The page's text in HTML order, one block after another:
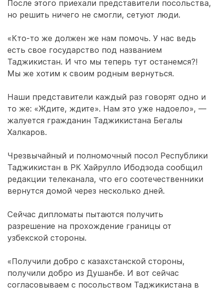
После этого приехали представители посольства,
но решить ничего не смогли, сетуют люди.
«Кто-то же должен же нам помочь. У нас ведь
есть свое государство под названием
Таджикистан. И что мы теперь тут останемся?!
Мы же хотим к своим родным вернуться.
Наши представители каждый раз говорят одно и
то же: «Ждите, ждите». Нам это уже надоело», —
жалуется гражданин Таджикистана Бегалы
Халкаров.
Чрезвычайный и полномочный посол Республики
Таджикистан в РК Хайрулло Ибодзода сообщил
редакции телеканала, что его соотечественники
вернутся домой через несколько дней.
Сейчас дипломаты пытаются получить
разрешение на прохождение границы от
узбекской стороны.
«Получили добро с казахстанской стороны,
получили добро из Душанбе. И вот сейчас
согласовываем с посольством Таджикистана в